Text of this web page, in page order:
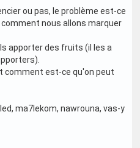
ou pas, le problème est-ce
nous allons marquer
apporter des fruits (il les a
comment est-ce qu'on peut
ma7lekom, nawrouna, vas-y